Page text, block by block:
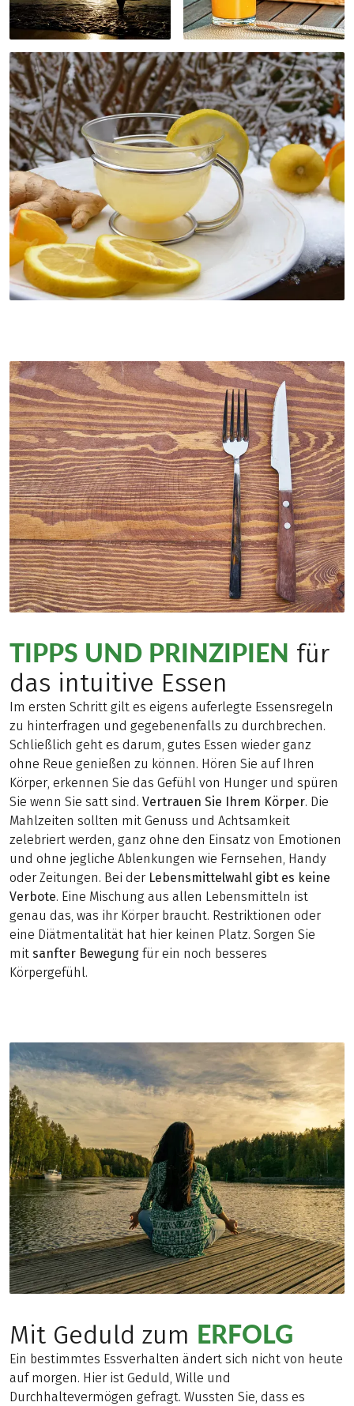
TIPPS UND PRINZIPIEN für
das intuitive Essen
Im ersten Schritt gilt es eigens auferlegte Essensregeln
zu hinterfragen und gegebenenfalls zu durchbrechen.
Schließlich geht es darum, gutes Essen wieder ganz
ohne Reue genießen zu können. Hören Sie auf Ihren
Körper, erkennen Sie das Gefühl von Hunger und spüren
Sie wenn Sie satt sind. Vertrauen Sie Ihrem Körper. Die
Mahlzeiten sollten mit Genuss und Achtsamkeit
zelebriert werden, ganz ohne den Einsatz von Emotionen
und ohne jegliche Ablenkungen wie Fernsehen, Handy
oder Zeitungen. Bei der Lebensmittelwahl gibt es keine
Verbote. Eine Mischung aus allen Lebensmitteln ist
genau das, was ihr Körper braucht. Restriktionen oder
eine Diätmentalität hat hier keinen Platz. Sorgen Sie
mit sanfter Bewegung für ein noch besseres
Körpergefühl.
Mit Geduld zum ERFOLG
Ein bestimmtes Essverhalten ändert sich nicht von heute
auf morgen. Hier ist Geduld, Wille und
Durchhaltevermögen gefragt. Wussten Sie, dass es